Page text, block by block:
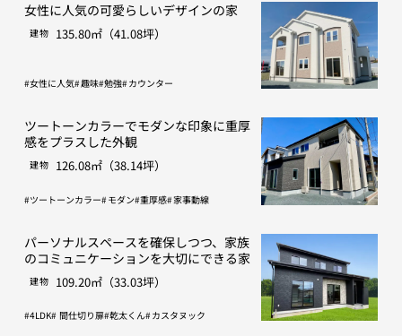
女性に人気の可愛らしいデザインの家
建物 135.80㎡（41.08坪）
女性に人気 趣味 勉強 カウンター
ツートーンカラーでモダンな印象に重厚
感をプラスした外観
建物 126.08㎡（38.14坪）
ツートーンカラー モダン 重厚感 家事動線
パーソナルスペースを確保しつつ、家族
のコミュニケーションを大切にできる家
建物 109.20㎡（33.03坪）
4LDK 間仕切り扉 乾太くん カスタヌック